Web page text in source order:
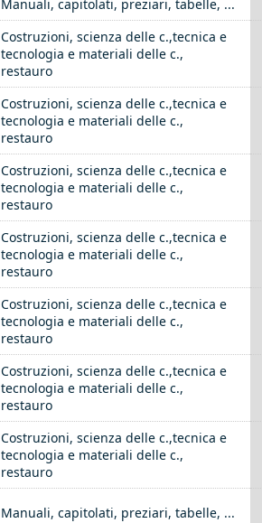
Manuali, capitolati, preziari, tabelle, ...
Costruzioni, scienza delle c.,tecnica e
tecnologia e materiali delle c.,
restauro
Costruzioni, scienza delle c.,tecnica e
tecnologia e materiali delle c.,
restauro
Costruzioni, scienza delle c.,tecnica e
tecnologia e materiali delle c.,
restauro
Costruzioni, scienza delle c.,tecnica e
tecnologia e materiali delle c.,
restauro
Costruzioni, scienza delle c.,tecnica e
tecnologia e materiali delle c.,
restauro
Costruzioni, scienza delle c.,tecnica e
tecnologia e materiali delle c.,
restauro
Costruzioni, scienza delle c.,tecnica e
tecnologia e materiali delle c.,
restauro
Manuali, capitolati, preziari, tabelle, ...